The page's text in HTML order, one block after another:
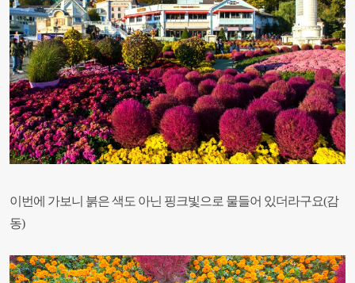
이번에 가보니 붉은 색도 아닌 핑크빛으로 물들어 있더라구요(감
동)